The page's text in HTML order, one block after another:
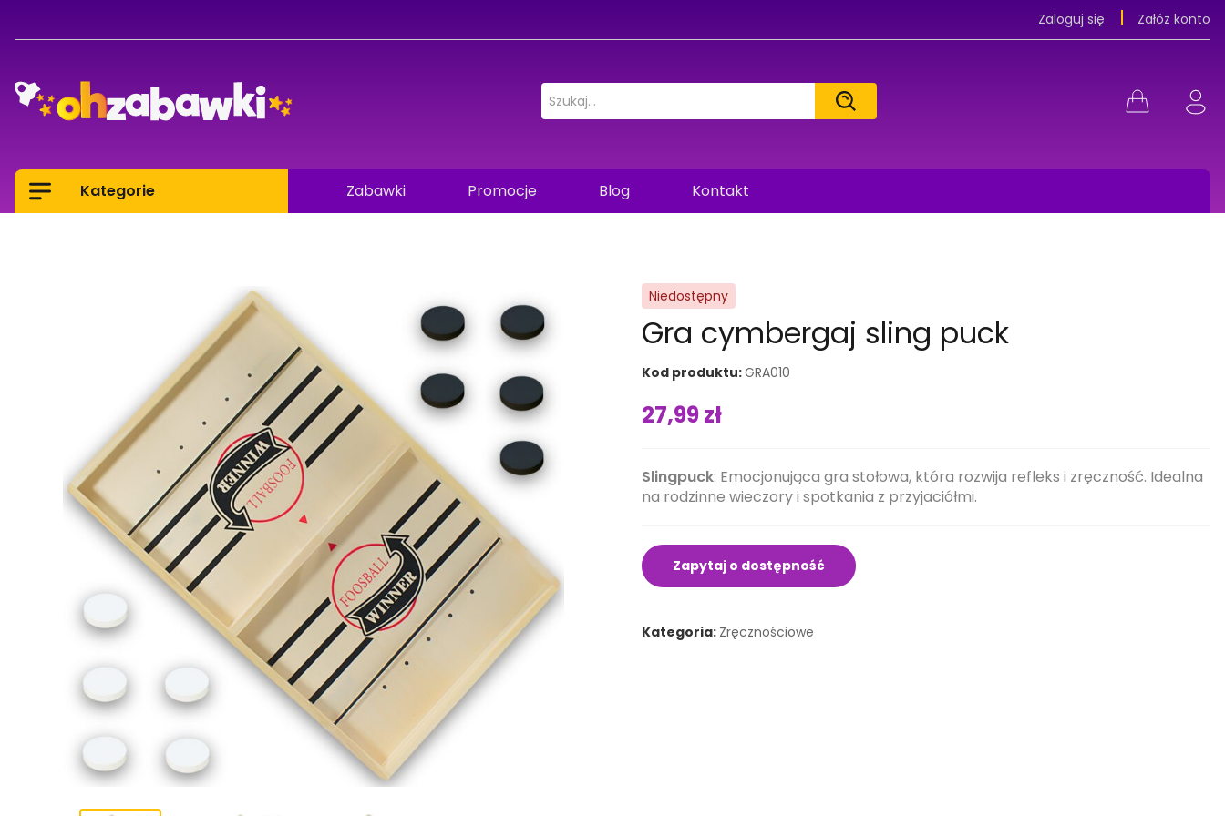
Zaloguj się Załóż konto
Kategorie Zabawki Promocje Blog Kontakt
Niedostępny
Gra cymbergaj sling puck
Kod produktu:GRA010
27,99zł
Slingpuck: Emocjonująca gra stołowa, która rozwija refleks i zręczność. Idealna
na rodzinne wieczory i spotkania z przyjaciółmi.
Zapytaj o dostępność
Kategoria: Zręcznościowe
Te pliki cookie
nie są
opcjonalne. Są
funkcjonowania